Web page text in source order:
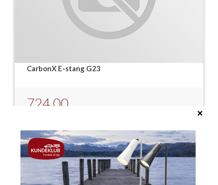
CarbonX E-stang G23
724,00
LÆG I KURVEN